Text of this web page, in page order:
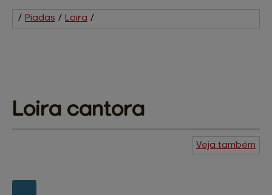
/ Piadas / Loira /
Loira cantora
Veja também